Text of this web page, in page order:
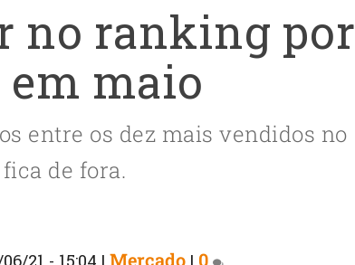
no ranking por
maio
entre os dez mais vendidos no
de fora.
Mercado 0